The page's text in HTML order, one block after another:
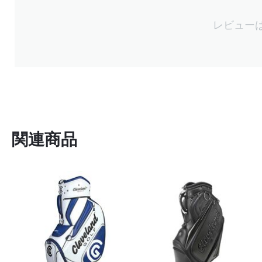
レビュー
関連商品